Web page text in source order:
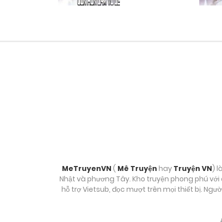
Chương 16
MeTruyenVN ( Mê Truyện hay Truyện VN)
Nhật và phương Tây. Kho truyện phong phú
hỗ trợ Vietsub, đọc mượt trên mọi thiết bị.